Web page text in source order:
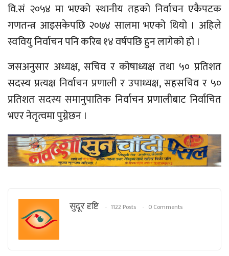
वि.सं २०५४ मा भएको स्थानीय तहको निर्वाचन एकैपटक
गणतन्त्र आइसकेपछि २०७४ सालमा भएको थियो । अहिले
स्ववियु निर्वाचन पनि करिब १४ वर्षपछि हुन लागेको हो ।
जसअनुसार अध्यक्ष, सचिव र कोषाध्यक्ष तथा ५० प्रतिशत
सदस्य प्रत्यक्ष निर्वाचन प्रणाली र उपाध्यक्ष, सहसचिव र ५०
प्रतिशत सदस्य समानुपातिक निर्वाचन प्रणालीबाट निर्वाचित
भएर नेतृत्वमा पुग्नेछन ।
सुदूर दृष्टि 1122 Posts 0 Comments